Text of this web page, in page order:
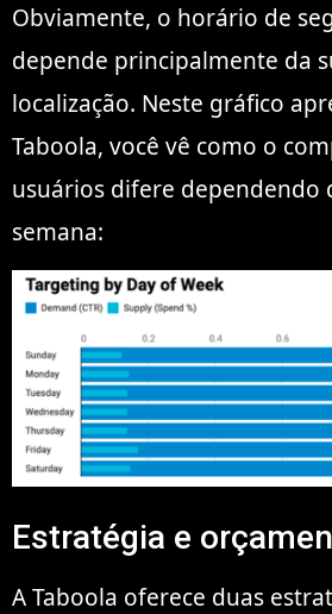
Obviamente, o horário de
depende principalmente da
localização. Neste gráfico
Taboola, você vê como o
usuários difere dependendo
semana:
Estratégia e
A Taboola oferece duas